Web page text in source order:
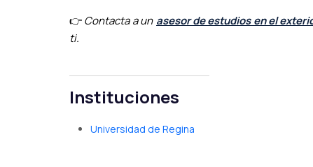
👉Contacta a un asesor de estudios en el
ti.
Instituciones
Universidad de Regina